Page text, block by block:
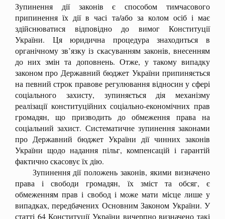
Зупинення дії законів є способом тимчасового
припинення їх дії в часі та/або за колом осіб і має
здійснюватися відповідно до вимог Конституції
України. Ця юридична процедура знаходиться в
органічному зв’язку із скасуванням законів, внесенням
до них змін та доповнень. Отже, у такому випадку
законом про Державний бюджет України припиняється
на певний строк правове регулювання відносин у сфері
соціального захисту, зупиняється дія механізму
реалізації конституційних соціально-економічних прав
громадян, що призводить до обмеження права на
соціальний захист. Систематичне зупинення законами
про Державний бюджет України дії чинних законів
України щодо надання пільг, компенсацій і гарантій
фактично скасовує їх дію.
Зупинення дії положень законів, якими визначено
права і свободи громадян, їх зміст та обсяг, є
обмеженням прав і свобод і може мати місце лише у
випадках, передбачених Основним Законом України. У
статті 64 Конституції України вичерпно визначено такі